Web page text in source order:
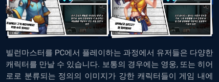
빌런마스터를 PC에서 플레이하는 과정에서 유저들은 다양한
캐릭터를 만날 수 있습니다. 보통의 경우에는 영웅, 또는 히어
로로 분류되는 정의의 이미지가 강한 캐릭터들이 게임 내에